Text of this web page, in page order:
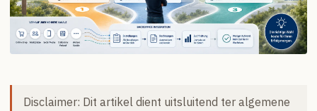
Disclaimer: Dit artikel dient uitsluitend ter algemene